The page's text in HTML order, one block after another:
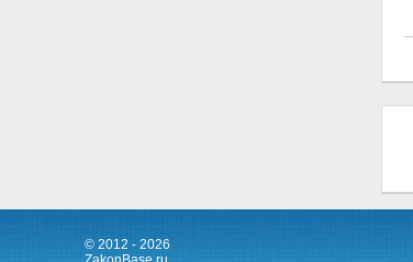
на должность судьи
© 2012 - 2026